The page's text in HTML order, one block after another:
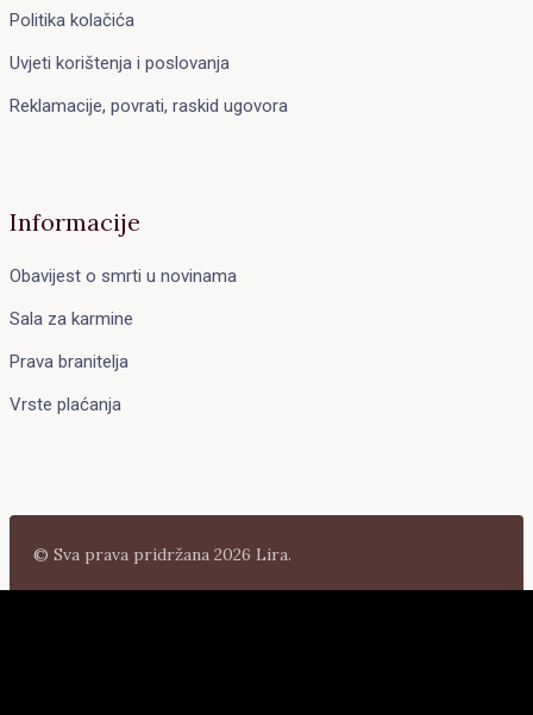
Politika kolačića
Uvjeti korištenja i poslovanja
Reklamacije, povrati, raskid ugovora
Informacije
Obavijest o smrti u novinama
Sala za karmine
Prava branitelja
Vrste plaćanja
© Sva prava pridržana 2026 Lira.